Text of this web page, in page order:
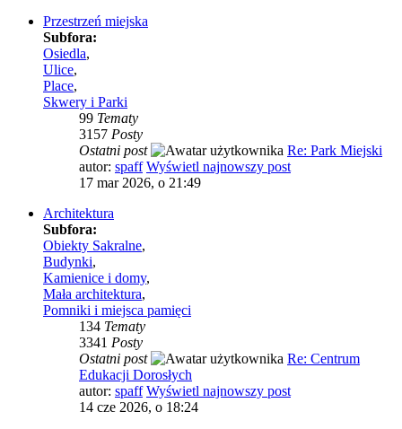
Przestrzeń miejska
Subfora:
Osiedla,
Ulice,
Place,
Skwery i Parki
99 Tematy
3157 Posty
Ostatni post
Re: Park Miejski
autor: spaff Wyświetl najnowszy post
17 mar 2026, o 21:49
Architektura
Subfora:
Obiekty Sakralne,
Budynki,
Kamienice i domy,
Mała architektura,
Pomniki i miejsca pamięci
134 Tematy
3341 Posty
Ostatni post
Re: Centrum
Edukacji Dorosłych
autor: spaff Wyświetl najnowszy post
14 cze 2026, o 18:24